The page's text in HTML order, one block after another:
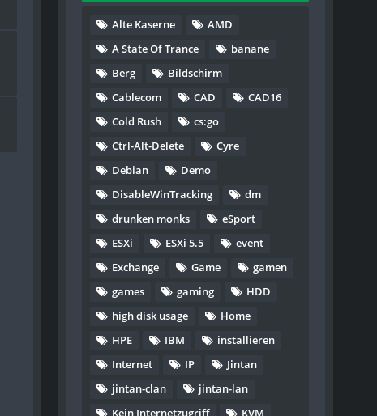
Alte Kaserne
AMD
A State Of Trance
banane
Berg
Bildschirm
Cablecom
CAD
CAD16
Cold Rush
cs:go
Ctrl-Alt-Delete
Cyre
Debian
Demo
DisableWinTracking
dm
drunken monks
eSport
ESXi
ESXi 5.5
event
Exchange
Game
gamen
games
gaming
HDD
high disk usage
Home
HPE
IBM
installieren
Internet
IP
Jintan
jintan-clan
jintan-lan
Kein Internetzugriff
KVM